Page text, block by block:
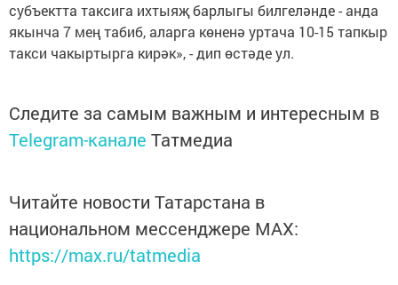
субъектта таксига ихтыяҗ барлыгы билгеләнде - анда
якынча 7 мең табиб, аларга көненә уртача 10-15 тапкыр
такси чакыртырга кирәк», - дип өстәде ул.
Следите за самым важным и интересным в
Telegram-канале Татмедиа
Читайте новости Татарстана в
национальном мессенджере MАХ:
https://max.ru/tatmedia